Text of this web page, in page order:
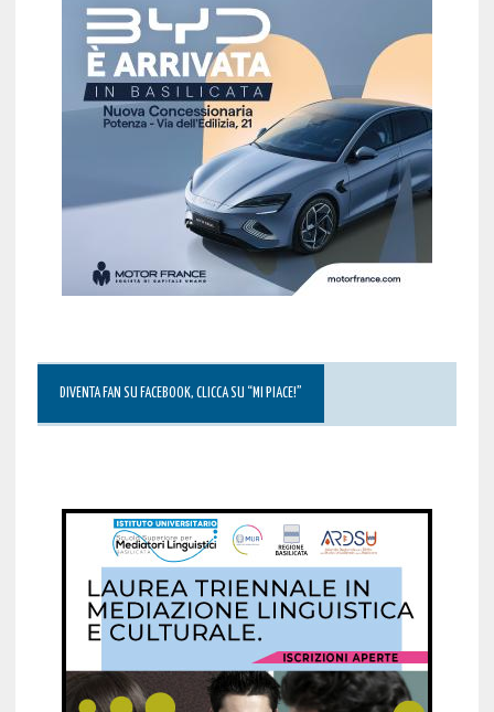
DIVENTA FAN SU FACEBOOK, CLICCA SU “MI PIACE!”